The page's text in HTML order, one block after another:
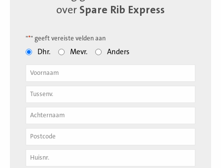
over Spare Rib Express
"*" geeft vereiste velden aan
Dhr. Mevr. Anders